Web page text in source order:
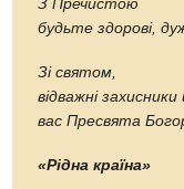
З Пречистою
будьте здорові,
Зі святом,
відважні
вас Пресвята
«Рідна країна»